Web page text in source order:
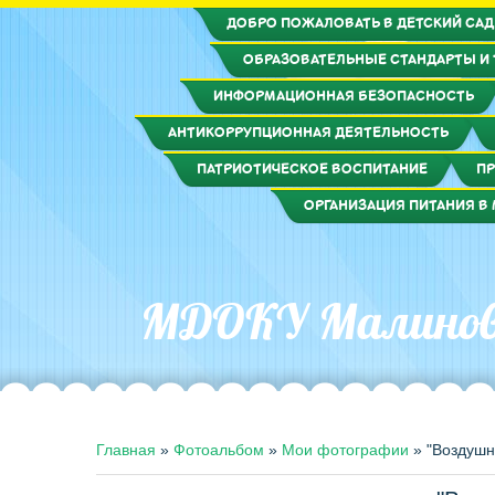
ДОБРО ПОЖАЛОВАТЬ В ДЕТСКИЙ САД
ОБРАЗОВАТЕЛЬНЫЕ СТАНДАРТЫ И
ИНФОРМАЦИОННАЯ БЕЗОПАСНОСТЬ
АНТИКОРРУПЦИОННАЯ ДЕЯТЕЛЬНОСТЬ
ПАТРИОТИЧЕСКОЕ ВОСПИТАНИЕ
ОРГАНИЗАЦИЯ ПИТАНИЯ
МДОКУ
Главная » Фотоальбом » Мои фотографии »